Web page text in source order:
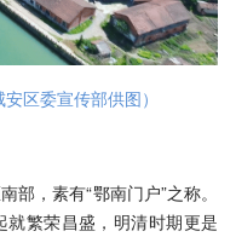
区委宣传部供图）
，素有“鄂南门户”之称。
繁荣昌盛，明清时期更是